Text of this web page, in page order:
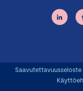
Saavutettavuusseloste